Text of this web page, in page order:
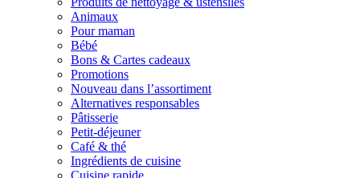
Animaux
Pour maman
Bébé
Bons & Cartes cadeaux
Promotions
Nouveau dans l’assortiment
Alternatives responsables
Pâtisserie
Petit-déjeuner
Café & thé
Ingrédients de cuisine
Cuisine rapide